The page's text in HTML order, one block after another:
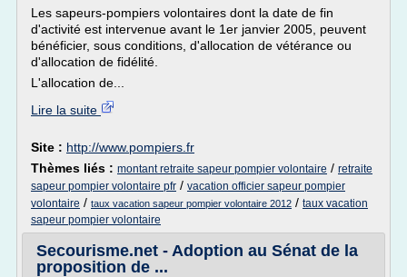
Les sapeurs-pompiers volontaires dont la date de fin
d'activité est intervenue avant le 1er janvier 2005, peuvent
bénéficier, sous conditions, d'allocation de vétérance ou
d'allocation de fidélité.
L'allocation de...
Lire la suite
Site : http://www.pompiers.fr
Thèmes liés : montant retraite sapeur pompier volontaire / retraite
sapeur pompier volontaire pfr / vacation officier sapeur pompier
volontaire / taux vacation sapeur pompier volontaire 2012 / taux vacation
sapeur pompier volontaire
Secourisme.net - Adoption au Sénat de la
proposition de ...